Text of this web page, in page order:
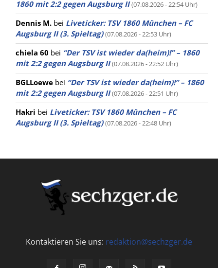
1860 mit 2:2 gegen Augsburg II (07.08.2026 - 22:54 Uhr)
Dennis M. bei Liveticker: TSV 1860 München – FC
Augsburg II (3. Spieltag) (07.08.2026 - 22:53 Uhr)
chiela 60 bei “Der TSV ist wieder da(heim)!” – 1860
mit 2:2 gegen Augsburg II (07.08.2026 - 22:52 Uhr)
BGLLoewe bei “Der TSV ist wieder da(heim)!” – 1860
mit 2:2 gegen Augsburg II (07.08.2026 - 22:51 Uhr)
Hakri bei Liveticker: TSV 1860 München – FC
Augsburg II (3. Spieltag) (07.08.2026 - 22:48 Uhr)
Kontaktieren Sie uns: redaktion@sechzger.de